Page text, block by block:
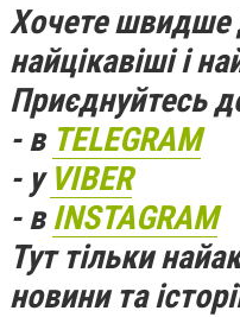
Хочете швидше
найцікавіші і
Приєднуйтесь
- в TELEGRAM
- у VIBER
- вINSTAGRAM
Тут тільки
новини та